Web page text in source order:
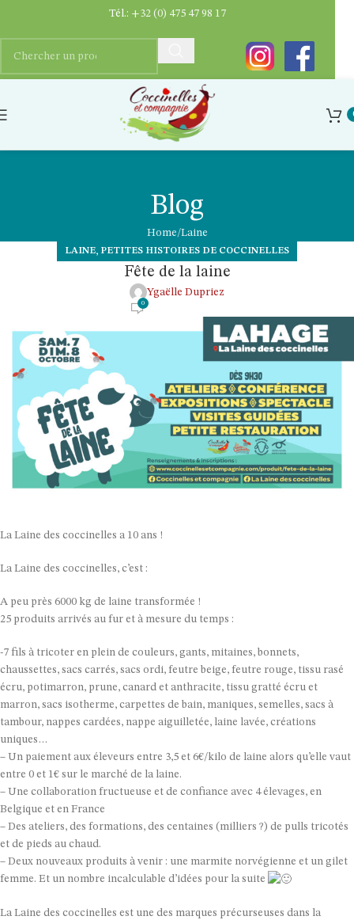
Blog
Home Laine
LAINE, PETITES HISTOIRES DE COCCINELLES
Fête de la laine
Ygaëlle Dupriez
0
La Laine des coccinelles a 10 ans !
La Laine des coccinelles, c’est :
A peu près 6000 kg de laine transformée !
25 produits arrivés au fur et à mesure du temps :
-7 fils à tricoter en plein de couleurs, gants, mitaines, bonnets,
chaussettes, sacs carrés, sacs ordi, feutre beige, feutre rouge, tissu rasé
écru, potimarron, prune, canard et anthracite, tissu gratté écru et
marron, sacs isotherme, carpettes de bain, maniques, semelles, sacs à
tambour, nappes cardées, nappe aiguilletée, laine lavée, créations
uniques…
– Un paiement aux éleveurs entre 3,5 et 6€/kilo de laine alors qu’elle vaut
entre 0 et 1€ sur le marché de la laine.
– Une collaboration fructueuse et de confiance avec 4 élevages, en
Belgique et en France
– Des ateliers, des formations, des centaines (milliers ?) de pulls tricotés
et de pieds au chaud.
– Deux nouveaux produits à venir : une marmite norvégienne et un gilet
femme. Et un nombre incalculable d’idées pour la suite
La Laine des coccinelles est une des marques précurseuses dans la
Tél.: +32 (0) 475 47 98 17